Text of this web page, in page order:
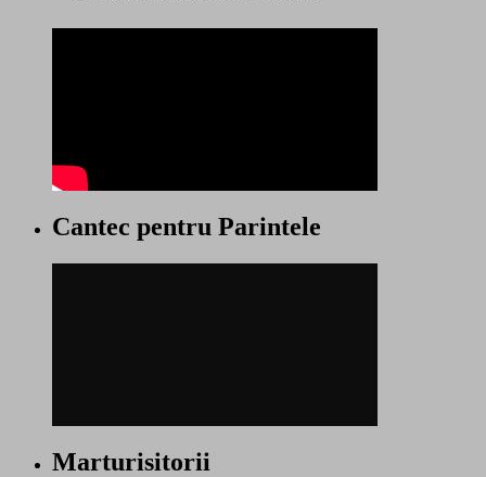
Cantec pentru Parintele
Marturisitorii